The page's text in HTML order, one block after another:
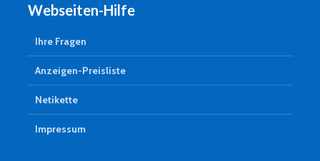
Webseiten-Hilfe
Ihre Fragen
Anzeigen-Preisliste
Netikette
Impressum